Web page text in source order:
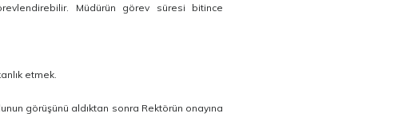
Müdürün görev süresi bitince
etmek.
görüşünü aldıktan sonra Rektörün onayına